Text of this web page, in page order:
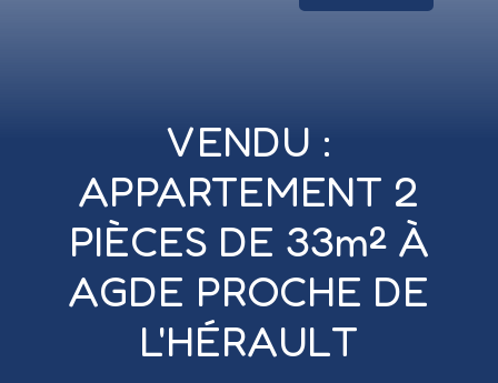
VENDU :
APPARTEMENT 2
PIÈCES DE 33m² À
AGDE PROCHE DE
L'HÉRAULT